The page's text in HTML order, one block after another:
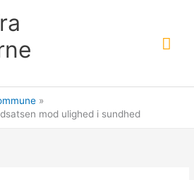
mod ulighed i sundhed